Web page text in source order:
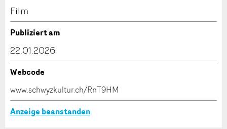
* Eingabe erforderlich
Kontakt
Verfassen Sie eine Nachricht für die Kontaktpersonen
Film
Publiziert am
22.01.2026
Webcode
www.schwyzkultur.ch/RnT9HM
Anzeige beanstanden